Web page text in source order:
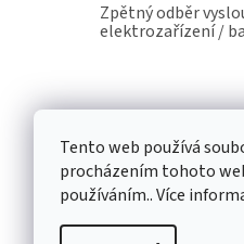
Tento web používá
procházením tohoto
používáním.. Více
Zpětný odběr
elektrozařízení /